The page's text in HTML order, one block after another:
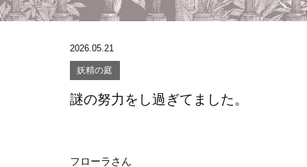
2026.05.21
妖精の庭
謎の努力をし過ぎてました。
フローラさん